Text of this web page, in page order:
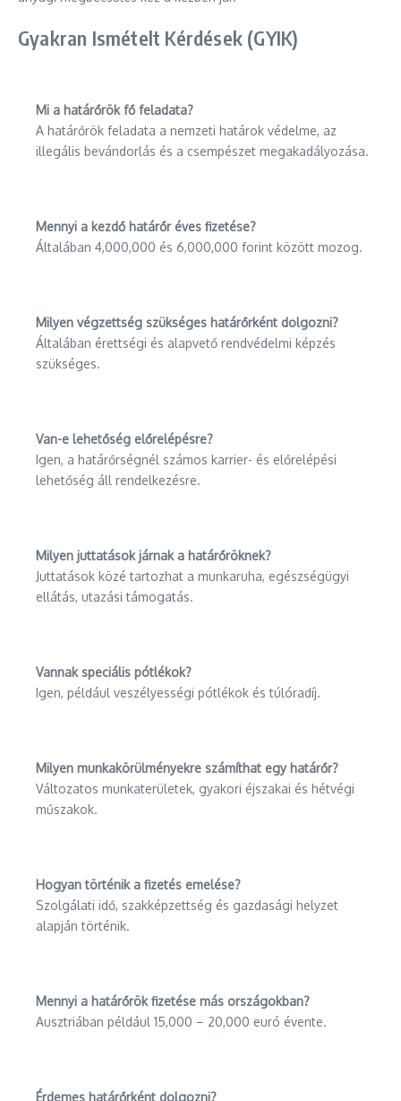
Gyakran Ismételt Kérdések (GYIK)
Mi a határőrök fő feladata?
A határőrök feladata a nemzeti határok védelme, az
illegális bevándorlás és a csempészet megakadályozása.
Mennyi a kezdő határőr éves fizetése?
Általában 4,000,000 és 6,000,000 forint között mozog.
Milyen végzettség szükséges határőrként dolgozni?
Általában érettségi és alapvető rendvédelmi képzés
szükséges.
Van-e lehetőség előrelépésre?
Igen, a határőrségnél számos karrier- és előrelépési
lehetőség áll rendelkezésre.
Milyen juttatások járnak a határőröknek?
Juttatások közé tartozhat a munkaruha, egészségügyi
ellátás, utazási támogatás.
Vannak speciális pótlékok?
Igen, például veszélyességi pótlékok és túlóradíj.
Milyen munkakörülményekre számíthat egy határőr?
Változatos munkaterületek, gyakori éjszakai és hétvégi
műszakok.
Hogyan történik a fizetés emelése?
Szolgálati idő, szakképzettség és gazdasági helyzet
alapján történik.
Mennyi a határőrök fizetése más országokban?
Ausztriában például 15,000 – 20,000 euró évente.
Érdemes határőrként dolgozni?